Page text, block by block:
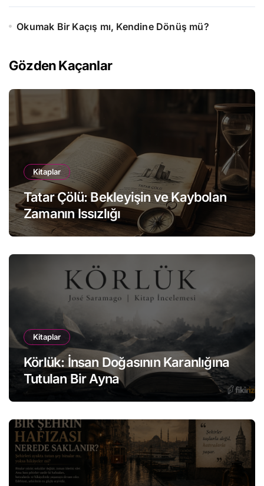
Okumak Bir Kaçış mı, Kendine Dönüş mü?
Gözden Kaçanlar
Kitaplar
Tatar Çölü: Bekleyişin ve Kaybolan
Zamanın Issızlığı
Kitaplar
Körlük: İnsan Doğasının Karanlığına
Tutulan Bir Ayna